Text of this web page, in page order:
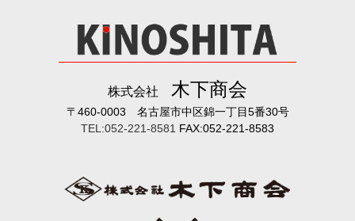
株式会社 木下商会
〒460-0003 名古屋市中区錦一丁目5番30号
TEL:052-221-8581 FAX:052-221-8583